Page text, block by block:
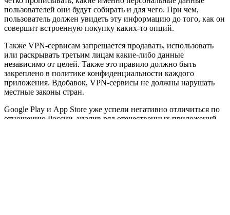
пользователей они будут собирать и для чего. При чем,
пользователь должен увидеть эту информацию до того, как он
совершит встроенную покупку каких-то опций.
Также VPN-сервисам запрещается продавать, использовать
или раскрывать третьим лицам какие-либо данные
независимо от целей. Также это правило должно быть
закреплено в политике конфиденциальности каждого
приложения. Вдобавок, VPN-сервисы не должны нарушать
местные законы стран.
Google Play и App Store уже успели негативно отличиться по
отношению России, удалив ряд отечественных приложений